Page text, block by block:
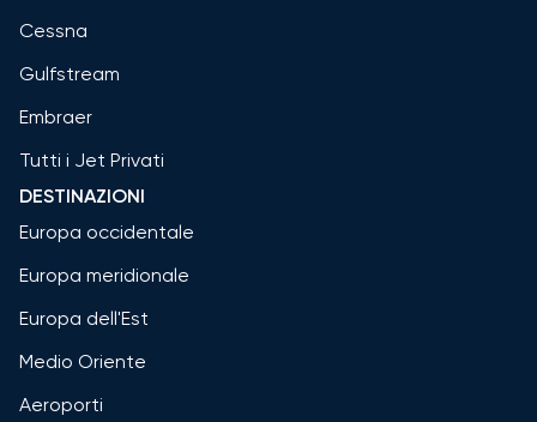
Cessna
Gulfstream
Embraer
Tutti i Jet Privati
DESTINAZIONI
Europa occidentale
Europa meridionale
Europa dell'Est
Medio Oriente
Aeroporti